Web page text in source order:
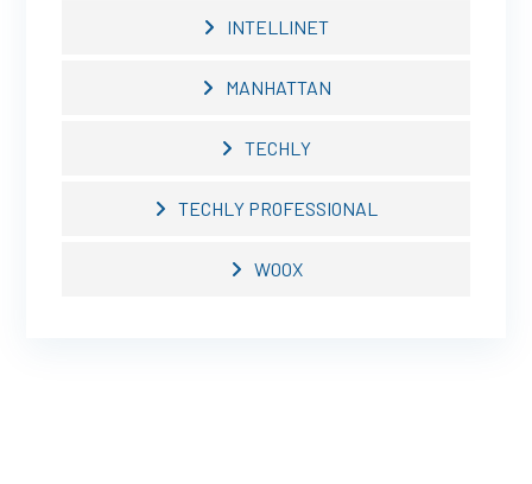
INTELLINET
MANHATTAN
TECHLY
TECHLY PROFESSIONAL
WOOX